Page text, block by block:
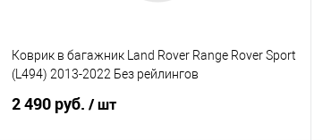
Коврик в багажник Land Rover Range Rover Sport
(L494) 2013-2022 Без рейлингов
2 490 руб. / шт